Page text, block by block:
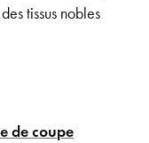
tissus nobles
de coupe